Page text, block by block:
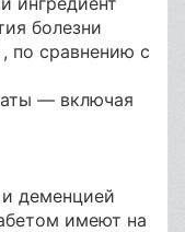
болезни
по сравнению с
— включая
деменцией
имеют на